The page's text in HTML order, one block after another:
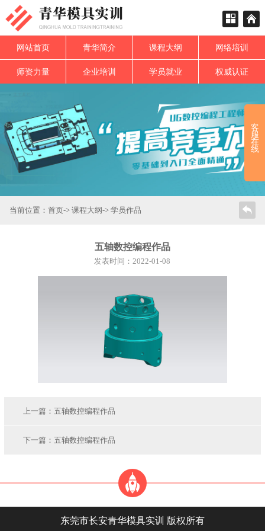
网站首页 青华简介 课程大纲 网络培训
师资力量 企业培训 学员就业 权威认证
当前位置： 首页-> 课程大纲-> 学员作品
五轴数控编程作品
发表时间：2022-01-08
上一篇： 五轴数控编程作品
下一篇： 五轴数控编程作品
东莞市长安青华模具实训 版权所有
客
服
在
线